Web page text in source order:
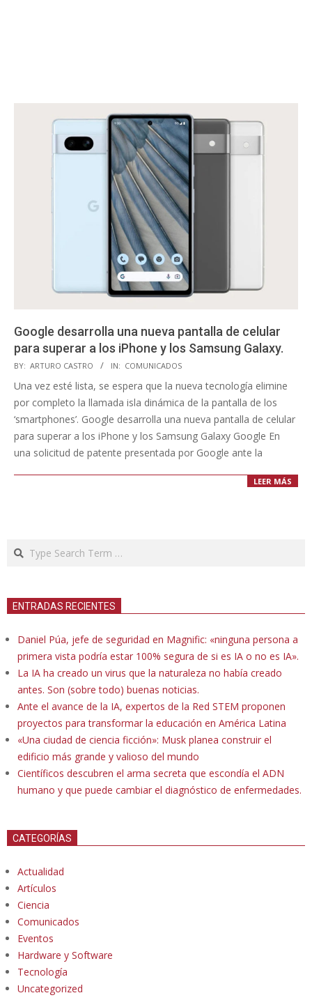
Google desarrolla una nueva pantalla de celular
para superar a los iPhone y los Samsung Galaxy.
2023-
08-
BY: ARTURO CASTRO IN: COMUNICADOS
Una vez esté lista, se espera que la nueva tecnología elimine
por completo la llamada isla dinámica de la pantalla de los
‘smartphones’. Google desarrolla una nueva pantalla de celular
para superar a los iPhone y los Samsung Galaxy Google En
una solicitud de patente presentada por Google ante la
LEER MÁS
Search
ENTRADAS RECIENTES
Daniel Púa, jefe de seguridad en Magnific: «ninguna persona a
primera vista podría estar 100% segura de si es IA o no es IA».
La IA ha creado un virus que la naturaleza no había creado
antes. Son (sobre todo) buenas noticias.
Ante el avance de la IA, expertos de la Red STEM proponen
proyectos para transformar la educación en América Latina
«Una ciudad de ciencia ficción»: Musk planea construir el
edificio más grande y valioso del mundo
Científicos descubren el arma secreta que escondía el ADN
humano y que puede cambiar el diagnóstico de enfermedades.
CATEGORÍAS
Actualidad
Artículos
Ciencia
Comunicados
Eventos
Hardware y Software
Tecnología
Uncategorized